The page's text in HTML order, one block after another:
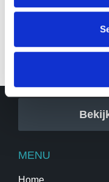
MENU
Home